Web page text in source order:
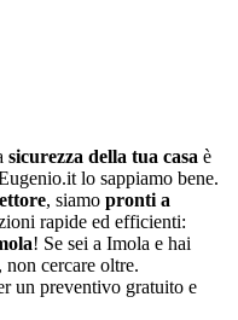
sicurezza della tua casa è
lo sappiamo bene.
, siamo pronti a
rapide ed efficienti:
! Se sei a Imola e hai
, non cercare oltre.
un preventivo gratuito e